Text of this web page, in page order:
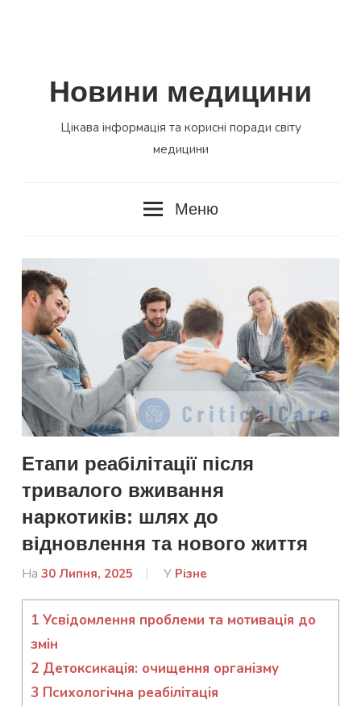
Новини медицини
Цікава інформація та корисні поради світу
медицини
Меню
Етапи реабілітації після
тривалого вживання
наркотиків: шлях до
відновлення та нового життя
На 30 Липня, 2025
Від
Марина
У Різне
1 Усвідомлення проблеми та мотивація до
змін
2 Детоксикація: очищення організму
3 Психологічна реабілітація